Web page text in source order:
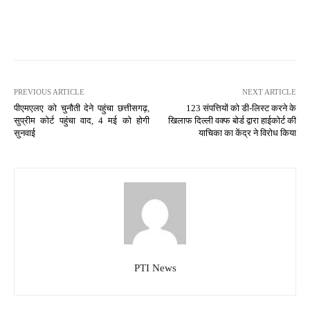
PREVIOUS ARTICLE
पीएमएलए को चुनौती देने पहुंचा छत्तीसगढ़,
सुप्रीम कोर्ट पहुंचा वाद, 4 मई को होगी
सुनवाई
NEXT ARTICLE
123 संपत्तियों को डी-लिस्ट करने के
खिलाफ दिल्ली वक्फ बोर्ड द्वारा हाईकोर्ट की
याचिका का केंद्र ने विरोध किया
PTI News